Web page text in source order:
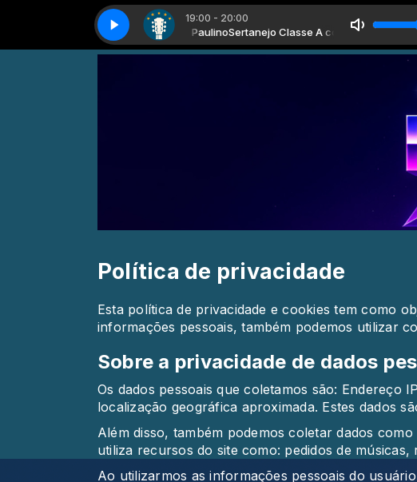
19:00 - 20:00
Sertanejo Classe A com Beto Paulino Sertanejo Classe A com Beto Paulino
Sertanejo classe A - Parte 1 Sertanejo classe A - Parte 1
Política de privacidade
Esta política de privacidade e cookies tem como
informações pessoais, também podemos utilizar
Sobre a privacidade de dados
Os dados pessoais que coletamos são: Endereço
localização geográfica aproximada. Estes dados
Além disso, também podemos coletar dados
utiliza recursos do site como: pedidos de
Ao utilizarmos as informações pessoais do